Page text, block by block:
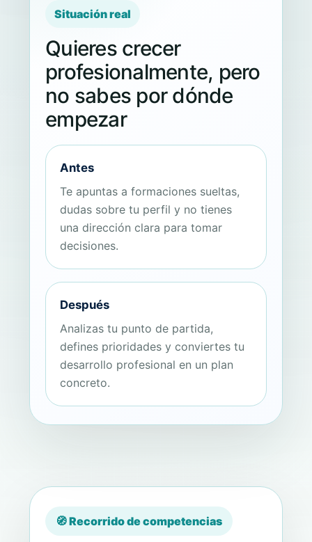
Situación real
Quieres crecer
profesionalmente, pero
no sabes por dónde
empezar
Antes
Te apuntas a formaciones sueltas,
dudas sobre tu perfil y no tienes
una dirección clara para tomar
decisiones.
Después
Analizas tu punto de partida,
defines prioridades y conviertes tu
desarrollo profesional en un plan
concreto.
🧭 Recorrido de competencias